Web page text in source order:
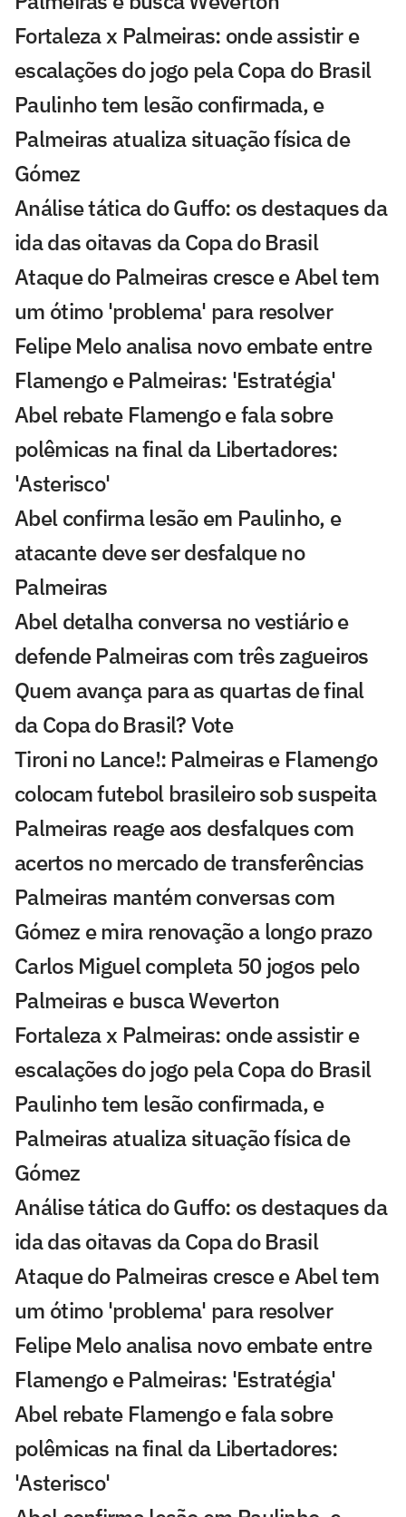
Fortaleza x Palmeiras: onde assistir e
escalações do jogo pela Copa do Brasil
Paulinho tem lesão confirmada, e
Palmeiras atualiza situação física de
Gómez
Análise tática do Guffo: os destaques da
ida das oitavas da Copa do Brasil
Ataque do Palmeiras cresce e Abel tem
um ótimo 'problema' para resolver
Felipe Melo analisa novo embate entre
Flamengo e Palmeiras: 'Estratégia'
Abel rebate Flamengo e fala sobre
polêmicas na final da Libertadores:
'Asterisco'
Abel confirma lesão em Paulinho, e
atacante deve ser desfalque no
Palmeiras
Abel detalha conversa no vestiário e
defende Palmeiras com três zagueiros
Quem avança para as quartas de final
da Copa do Brasil? Vote
Tironi no Lance!: Palmeiras e Flamengo
colocam futebol brasileiro sob suspeita
Palmeiras reage aos desfalques com
acertos no mercado de transferências
Palmeiras mantém conversas com
Gómez e mira renovação a longo prazo
Carlos Miguel completa 50 jogos pelo
Palmeiras e busca Weverton
Fortaleza x Palmeiras: onde assistir e
escalações do jogo pela Copa do Brasil
Paulinho tem lesão confirmada, e
Palmeiras atualiza situação física de
Gómez
Análise tática do Guffo: os destaques da
ida das oitavas da Copa do Brasil
Ataque do Palmeiras cresce e Abel tem
um ótimo 'problema' para resolver
Felipe Melo analisa novo embate entre
Flamengo e Palmeiras: 'Estratégia'
Abel rebate Flamengo e fala sobre
polêmicas na final da Libertadores:
'Asterisco'